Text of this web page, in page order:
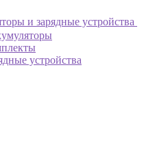
и зарядные устройства
устройства